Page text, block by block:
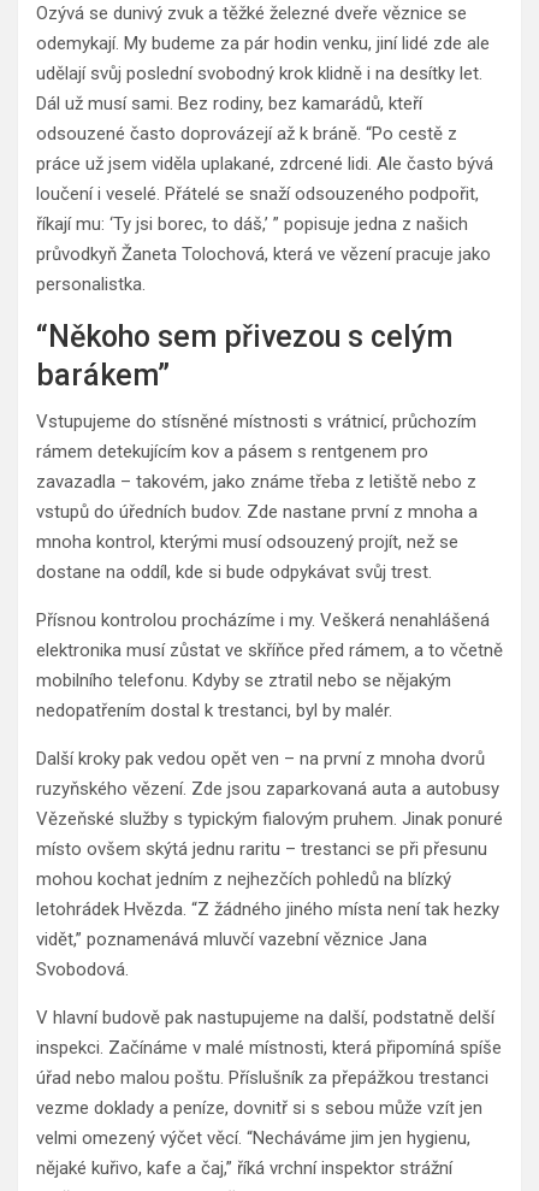
Ozývá se dunivý zvuk a těžké železné dveře věznice se
odemykají. My budeme za pár hodin venku, jiní lidé zde ale
udělají svůj poslední svobodný krok klidně i na desítky let.
Dál už musí sami. Bez rodiny, bez kamarádů, kteří
odsouzené často doprovázejí až k bráně. “Po cestě z
práce už jsem viděla uplakané, zdrcené lidi. Ale často bývá
loučení i veselé. Přátelé se snaží odsouzeného podpořit,
říkají mu: ‘Ty jsi borec, to dáš,’ ” popisuje jedna z našich
průvodkyň Žaneta Tolochová, která ve vězení pracuje jako
personalistka.
“Někoho sem přivezou s celým
barákem”
Vstupujeme do stísněné místnosti s vrátnicí, průchozím
rámem detekujícím kov a pásem s rentgenem pro
zavazadla – takovém, jako známe třeba z letiště nebo z
vstupů do úředních budov. Zde nastane první z mnoha a
mnoha kontrol, kterými musí odsouzený projít, než se
dostane na oddíl, kde si bude odpykávat svůj trest.
Přísnou kontrolou procházíme i my. Veškerá nenahlášená
elektronika musí zůstat ve skříňce před rámem, a to včetně
mobilního telefonu. Kdyby se ztratil nebo se nějakým
nedopatřením dostal k trestanci, byl by malér.
Další kroky pak vedou opět ven – na první z mnoha dvorů
ruzyňského vězení. Zde jsou zaparkovaná auta a autobusy
Vězeňské služby s typickým fialovým pruhem. Jinak ponuré
místo ovšem skýtá jednu raritu – trestanci se při přesunu
mohou kochat jedním z nejhezčích pohledů na blízký
letohrádek Hvězda. “Z žádného jiného místa není tak hezky
vidět,” poznamenává mluvčí vazební věznice Jana
Svobodová.
V hlavní budově pak nastupujeme na další, podstatně delší
inspekci. Začínáme v malé místnosti, která připomíná spíše
úřad nebo malou poštu. Příslušník za přepážkou trestanci
vezme doklady a peníze, dovnitř si s sebou může vzít jen
velmi omezený výčet věcí. “Necháváme jim jen hygienu,
nějaké kuřivo, kafe a čaj,” říká vrchní inspektor strážní